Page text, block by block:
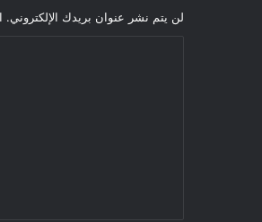
لن يتم نشر عنوان بريدك الإلكتروني.